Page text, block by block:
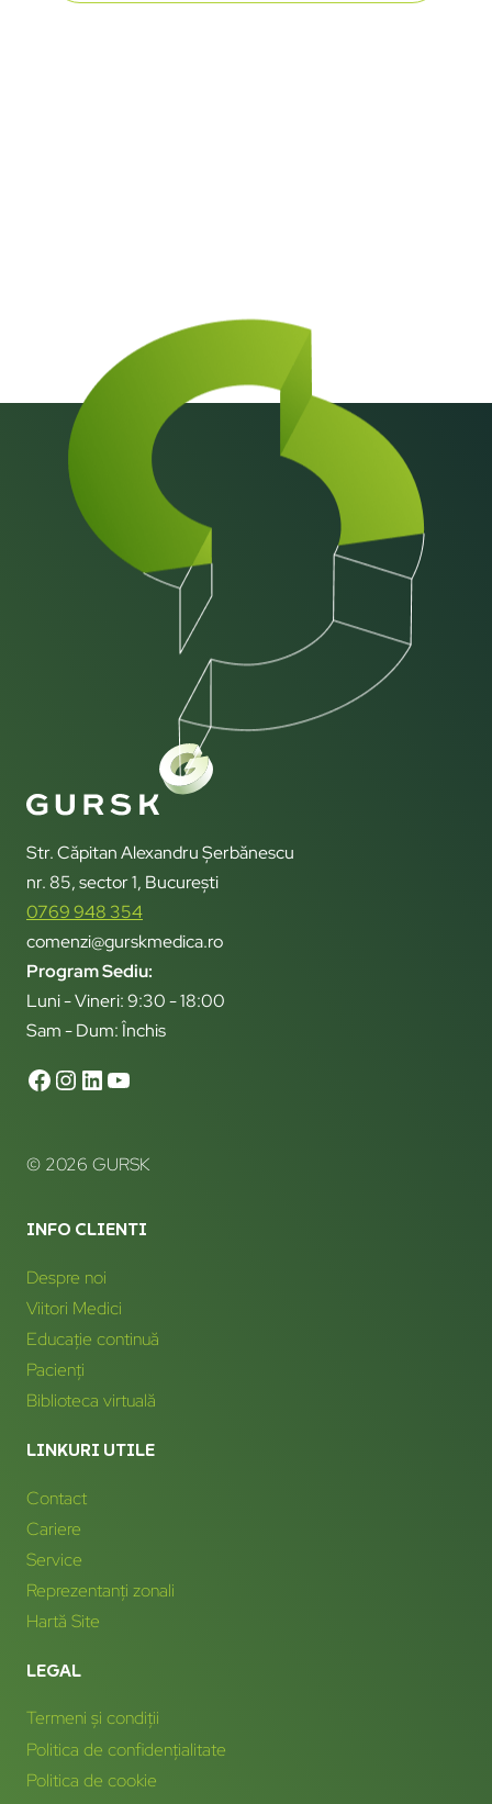
Str. Căpitan Alexandru Șerbănescu
nr. 85, sector 1, București
0769 948 354
comenzi@gurskmedica.ro
Program Sediu:
Luni - Vineri: 9:30 - 18:00
Sam - Dum: Închis
© 2026 GURSK
INFO CLIENTI
Despre noi
Viitori Medici
Educație continuă
Pacienți
Biblioteca virtuală
LINKURI UTILE
Contact
Cariere
Service
Reprezentanți zonali
Hartă Site
LEGAL
Termeni și condiții
Politica de confidențialitate
Politica de cookie